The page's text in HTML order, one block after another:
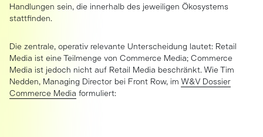
Handlungen sein, die innerhalb des jeweiligen Ökosystems
stattfinden.
Die zentrale, operativ relevante Unterscheidung lautet: Retail
Media ist eine Teilmenge von Commerce Media; Commerce
Media ist jedoch nicht auf Retail Media beschränkt. Wie Tim
Nedden, Managing Director bei Front Row, im W&V Dossier
Commerce Media formuliert: